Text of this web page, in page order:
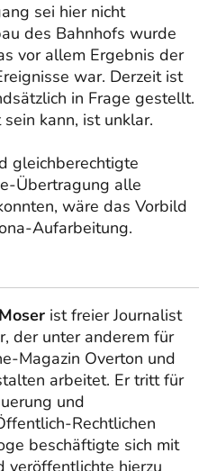
sei hier nicht
des Bahnhofs wurde
vor allem Ergebnis der
war. Derzeit ist
in Frage gestellt.
kann, ist unklar.
gleichberechtigte
Übertragung alle
wäre das Vorbild
Aufarbeitung.
ist freier Journalist
der unter anderem für
Magazin Overton und
arbeitet. Er tritt für
und
Rechtlichen
beschäftigte sich mit